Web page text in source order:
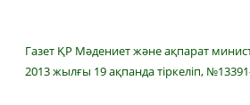
Газет ҚР Мәдениет және ақпарат
2013 жылғы 19 ақпанда тіркеліп, №13391-